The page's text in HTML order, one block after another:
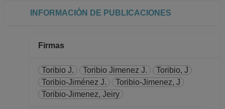
hasta 15-09-2010
Desde 16-12-2009
hasta 15-06-2010
INFORMACIÓN DE PUBLICACIONES
Firmas
Toribio J. Toribio Jimenez J.
Toribio, J
Toribio-Jiménez J.
Toribio-Jimenez, J
Toribio-Jimenez, Jeiry